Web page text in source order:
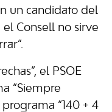
un candidato del
Consell no sirve
el PSOE
“Siempre
“140 + 4